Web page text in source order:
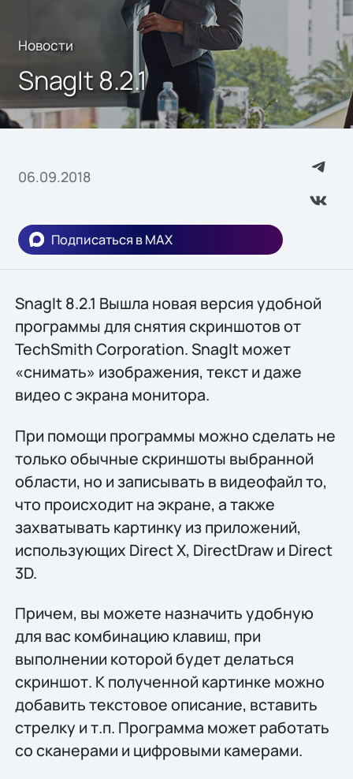
Новости
SnagIt 8.2.1
06.09.2018
Подписаться в MAX
SnagIt 8.2.1 Вышла новая версия удобной
программы для снятия скриншотов от
TechSmith Corporation. SnagIt может
«снимать» изображения, текст и даже
видео с экрана монитора.
При помощи программы можно сделать не
только обычные скриншоты выбранной
области, но и записывать в видеофайл то,
что происходит на экране, а также
захватывать картинку из приложений,
использующих Direct X, DirectDraw и Direct
3D.
Причем, вы можете назначить удобную
для вас комбинацию клавиш, при
выполнении которой будет делаться
скриншот. К полученной картинке можно
добавить текстовое описание, вставить
стрелку и т.п. Программа может работать
со сканерами и цифровыми камерами.